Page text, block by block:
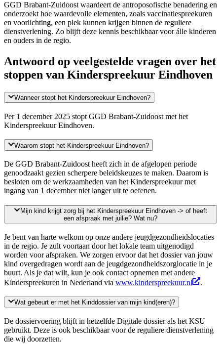
GGD Brabant-Zuidoost waardeert de antroposofische benadering en
onderzoekt hoe waardevolle elementen, zoals vaccinatiespreekuren
en voorlichting, een plek kunnen krijgen binnen de reguliere
dienstverlening. Zo blijft deze kennis beschikbaar voor álle kinderen
en ouders in de regio.
Antwoord op veelgestelde vragen over het
stoppen van Kinderspreekuur Eindhoven
Wanneer stopt het Kinderspreekuur Eindhoven?
Per 1 december 2025 stopt GGD Brabant-Zuidoost met het
Kinderspreekuur Eindhoven.
Waarom stopt het Kinderspreekuur Eindhoven?
De GGD Brabant-Zuidoost heeft zich in de afgelopen periode
genoodzaakt gezien scherpere beleidskeuzes te maken. Daarom is
besloten om de werkzaamheden van het Kinderspreekuur met
ingang van 1 decemberniet langer uit te oefenen.
Mijn kind krijgt zorg bij het Kinderspreekuur Eindhoven -> of heeft
een afspraak met jullie? Wat nu?
Je bent van harte welkom op onze andere jeugdgezondheidslocaties
in de regio. Je zult voortaan door het lokale team uitgenodigd
worden voor afspraken. We zorgen ervoor dat het dossier van jouw
kind overgedragen wordt aan de jeugdgezondheidszorglocatie in je
buurt. Als je dat wilt, kun je ook contact opnemen met andere
Kinderspreekuren in Nederland via www.kinderspreekuur.nl .
Wat gebeurt er met het Kinddossier van mijn kind(eren)?
De dossiervoering blijft in hetzelfde Digitale dossier als het KSU
gebruikt. Deze is ook beschikbaar voor de reguliere dienstverlening
die wij doorzetten.